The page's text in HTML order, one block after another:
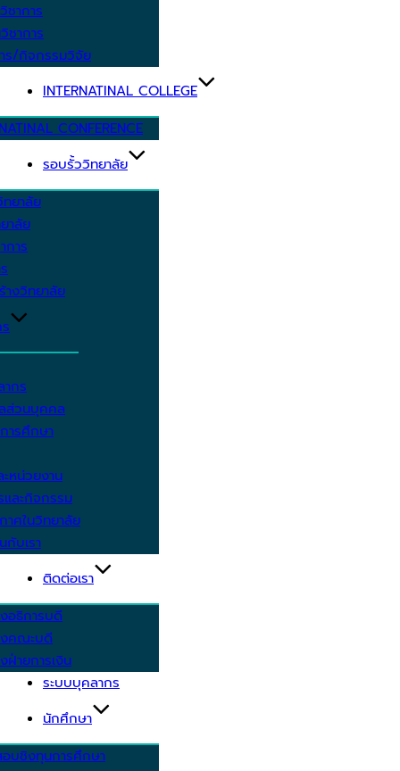
ชาการ
ชาการ
ร/กิจกรรมวิจัย
INTERNATINAL COLLEGE
CONFERENCE
รอบรั้ววิทยาลัย
ทยาลัย
าลัย
การ
างวิทยาลัย
กร
ส่วนบุคคล
ารศึกษา
หน่วยงาน
และกิจกรรม
าศในวิทยาลัย
กับเรา
ติดต่อเรา
อธิการบดี
คณะบดี
ฝ่ายการเงิน
ระบบบุคลากร
นักศึกษา
บชิงทุนการศึกษา